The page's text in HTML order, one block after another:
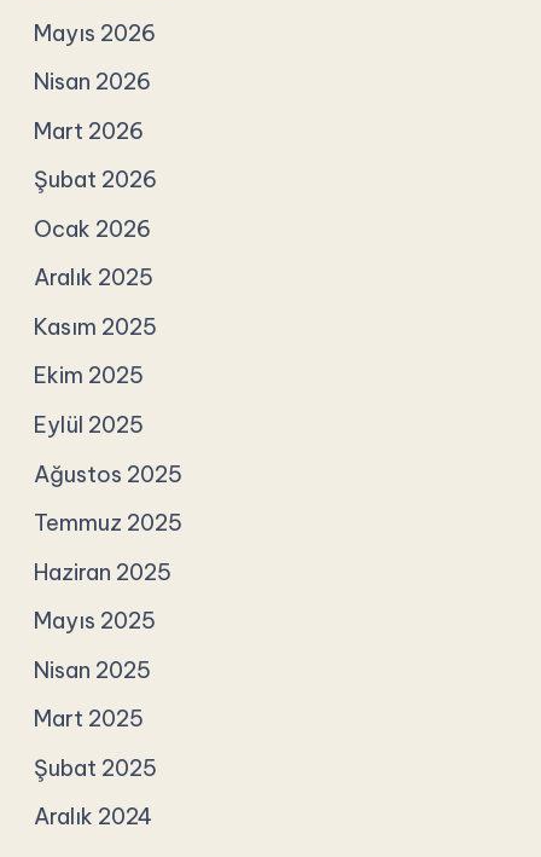
Mayıs 2026
Nisan 2026
Mart 2026
Şubat 2026
Ocak 2026
Aralık 2025
Kasım 2025
Ekim 2025
Eylül 2025
Ağustos 2025
Temmuz 2025
Haziran 2025
Mayıs 2025
Nisan 2025
Mart 2025
Şubat 2025
Aralık 2024